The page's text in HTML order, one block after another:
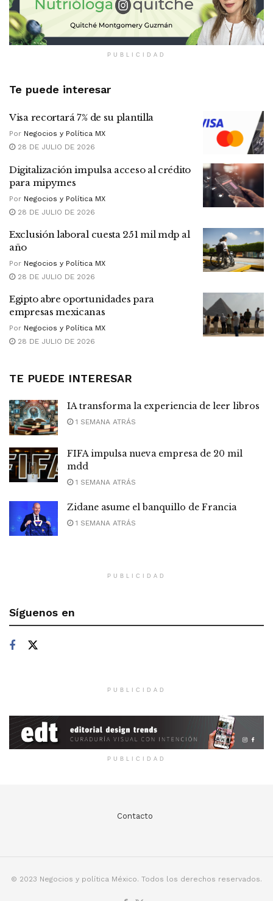
PUBLICIDAD
Te puede interesar
Visa recortará 7% de su plantilla
Por Negocios y Política MX
28 DE JULIO DE 2026
Digitalización impulsa acceso al crédito
para mipymes
Por Negocios y Política MX
28 DE JULIO DE 2026
Exclusión laboral cuesta 251 mil mdp al
año
Por Negocios y Política MX
28 DE JULIO DE 2026
Egipto abre oportunidades para
empresas mexicanas
Por Negocios y Política MX
28 DE JULIO DE 2026
TE PUEDE INTERESAR
IA transforma la experiencia de leer libros
1 SEMANA ATRÁS
FIFA impulsa nueva empresa de 20 mil
mdd
1 SEMANA ATRÁS
Zidane asume el banquillo de Francia
1 SEMANA ATRÁS
PUBLICIDAD
Síguenos en
PUBLICIDAD
PUBLICIDAD
Contacto
© 2023 Negocios y política México. Todos los derechos reservados.